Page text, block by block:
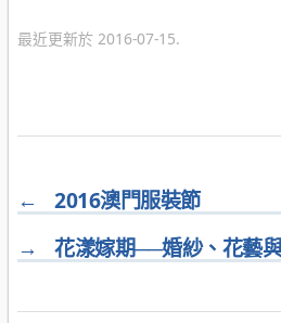
最近更新於 2016-07-15.
←
2016澳門服裝節
→
花漾嫁期──婚紗、花藝